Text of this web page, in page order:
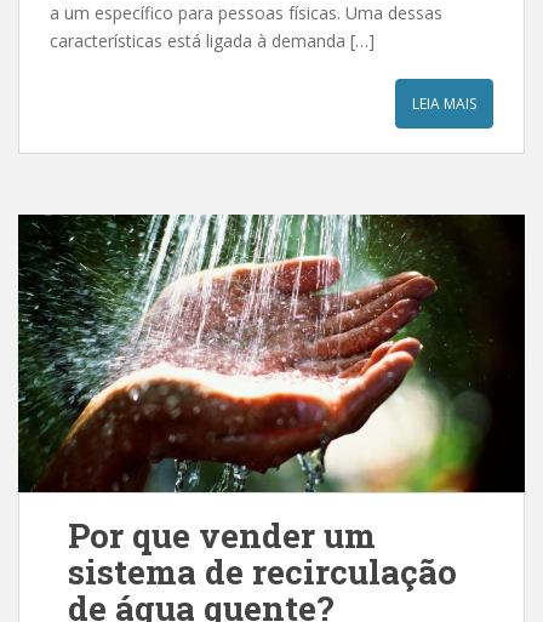
a um específico para pessoas físicas. Uma dessas
características está ligada à demanda […]
LEIA MAIS
Por que vender um
sistema de recirculação
de água quente?